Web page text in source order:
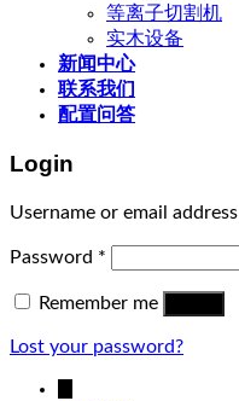
等离子切割机
实木设备
新闻中心
联系我们
配置问答
Login
Username or email address
Password *
Remember me
Lost your password?